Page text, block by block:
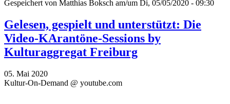
Gespeichert von Matthias Boksch am/um Di, 05/05/2020 - 09:30
Gelesen, gespielt und unterstützt: Die
Video-KArantöne-Sessions by
Kulturaggregat Freiburg
05. Mai 2020
Kultur-On-Demand @ youtube.com